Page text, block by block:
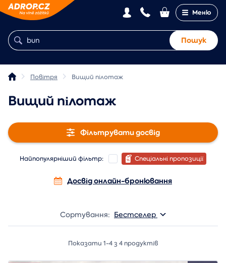
Меню
Пошук
Повітря Вищий пілотаж
Вищий пілотаж
Фільтрувати досвід
Найпопулярніший фільтр: Спеціальні пропозиції
Досвід онлайн-бронювання
Сортування: Бестселер
Показати 1-4 з 4 продуктів